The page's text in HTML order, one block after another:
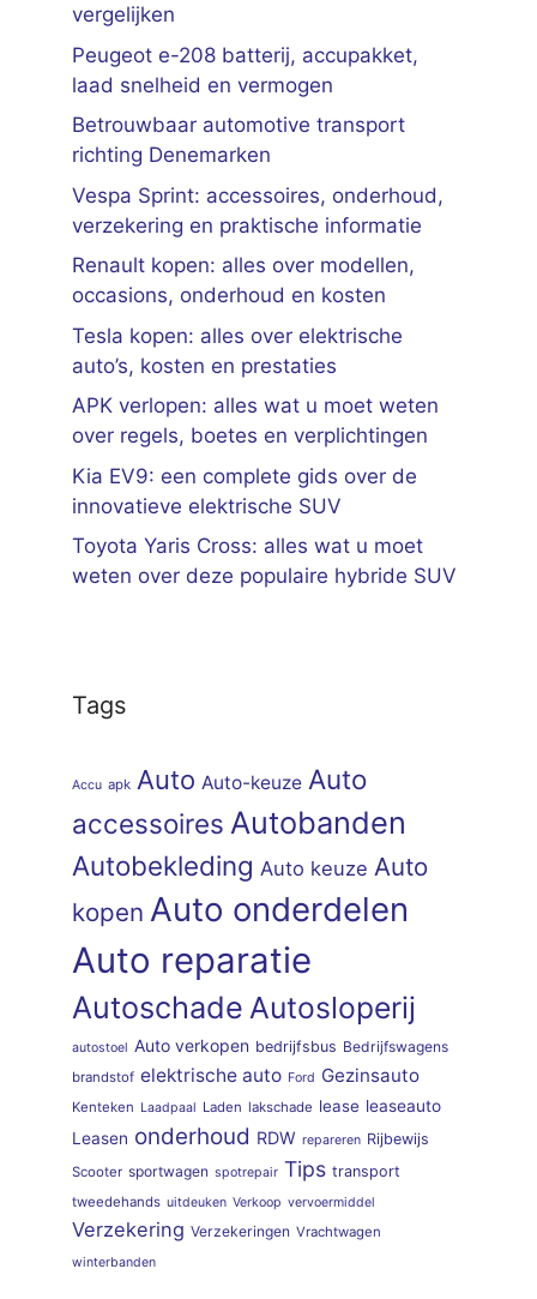
vergelijken
Peugeot e-208 batterij, accupakket,
laad snelheid en vermogen
Betrouwbaar automotive transport
richting Denemarken
Vespa Sprint: accessoires, onderhoud,
verzekering en praktische informatie
Renault kopen: alles over modellen,
occasions, onderhoud en kosten
Tesla kopen: alles over elektrische
auto’s, kosten en prestaties
APK verlopen: alles wat u moet weten
over regels, boetes en verplichtingen
Kia EV9: een complete gids over de
innovatieve elektrische SUV
Toyota Yaris Cross: alles wat u moet
weten over deze populaire hybride SUV
Tags
Accu apk Auto Auto-keuze Auto
accessoires Autobanden
Autobekleding Auto keuze Auto
kopen Auto onderdelen
Auto reparatie
Autoschade Autosloperij
autostoel Auto verkopen bedrijfsbus Bedrijfswagens
brandstof elektrische auto Ford Gezinsauto
Kenteken Laadpaal Laden lakschade lease leaseauto
Leasen onderhoud RDW repareren Rijbewijs
Scooter sportwagen spotrepair Tips transport
tweedehands uitdeuken Verkoop vervoermiddel
Verzekering Verzekeringen Vrachtwagen
winterbanden